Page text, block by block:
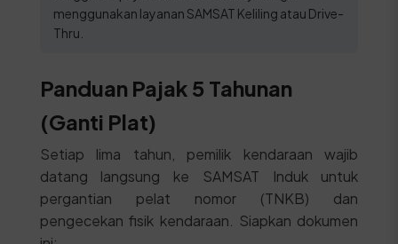
menggunakan layanan SAMSAT Keliling atau Drive-
Thru.
Panduan Pajak 5 Tahunan
(Ganti Plat)
Setiap lima tahun, pemilik kendaraan wajib
datang langsung ke SAMSAT Induk untuk
pergantian pelat nomor (TNKB) dan
pengecekan fisik kendaraan. Siapkan dokumen